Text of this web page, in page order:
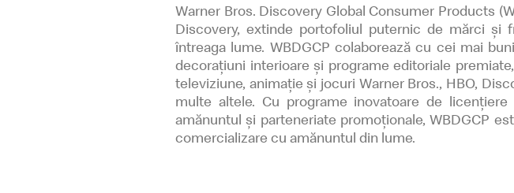
Warner Bros. Discovery Global Consumer Products
Discovery, extinde portofoliul puternic de mărci
întreaga lume. WBDGCP colaborează cu cei mai
decorațiuni interioare și programe editoriale
televiziune, animație și jocuri Warner Bros., HBO,
multe altele. Cu programe inovatoare de
amănuntul și parteneriate promoționale, WBDGCP
comercializare cu amănuntul din lume.